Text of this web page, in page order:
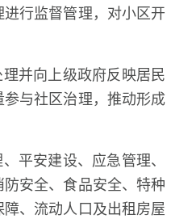
行监督管理，对小区开
并向上级政府反映居民
与社区治理，推动形成
平安建设、应急管理、
安全、食品安全、特种
、流动人口及出租房屋